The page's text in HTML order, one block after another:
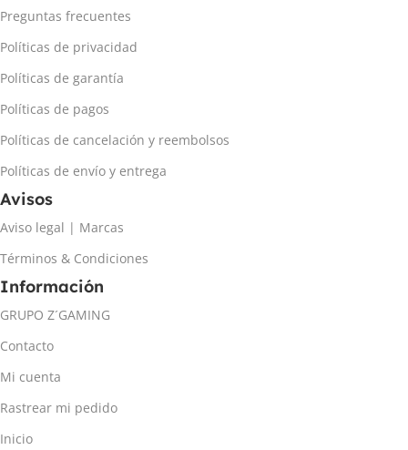
Preguntas frecuentes
Políticas de privacidad
Políticas de garantía
Políticas de pagos
Políticas de cancelación y reembolsos
Políticas de envío y entrega
Avisos
Aviso legal | Marcas
Términos & Condiciones
Información
GRUPO Z´GAMING
Contacto
Mi cuenta
Rastrear mi pedido
Inicio